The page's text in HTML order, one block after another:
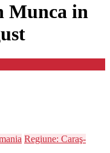
Munca in
Regiune: Caraş-